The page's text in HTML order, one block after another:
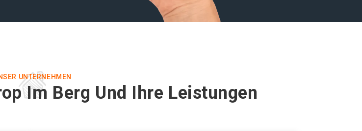
UNTERNEHMEN
Im Berg Und Ihre Leistungen